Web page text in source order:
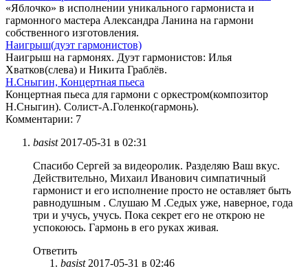
«Яблочко» в исполнении уникального гармониста и
гармонного мастера Александра Ланина на гармони
собственного изготовления.
Наигрыш(дуэт гармонистов)
Наигрыш на гармонях. Дуэт гармонистов: Илья
Хватков(слева) и Никита Граблёв.
Н.Сныгин, Концертная пьеса
Концертная пьеса для гармони с оркестром(композитор
Н.Сныгин). Солист-А.Голенко(гармонь).
Комментарии: 7
basist 2017-05-31 в 02:31
Спасибо Сергей за видеоролик. Разделяю Ваш вкус.
Действительно, Михаил Иванович симпатичный
гармонист и его исполнение просто не оставляет быть
равнодушным . Слушаю М .Седых уже, наверное, года
три и учусь, учусь. Пока секрет его не открою не
успокоюсь. Гармонь в его руках живая.
Ответить
basist 2017-05-31 в 02:46